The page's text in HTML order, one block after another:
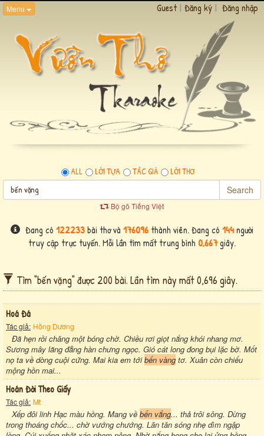
Menu Guest | Đăng ký | Đăng nhập
ALL LỜI TỰA TÁC GIẢ LỜI THƠ
Search
Bộ gõ Tiếng Việt
Đang có 122233bài thơ và 176096 thành viên. Đang có 144người
truy cập trực tuyến. Mỗi lần tìm mất trung bình 0,667giây.
Tìm "bến vặng" được 200 bài. Lần tìm này mất 0,696 giây.
Hoá Đá
Tác giả: Hồng Dương
Đã hẹn rồi chăng một bóng chờ. Chiều rơi giọt nắng khói nhang mơ.
Sương mây lãng đẵng hàn chưng ngọc. Gió cát long đong bụi lặc bờ. Mốt
nọ ta về dòng cuội cứng. Mai kia em tớibến vàng tơ. Xuân còn chiếu
mộng hồn mai...
Hoán Đời Theo Giấy
Tác giả: Mt
Xếp đôi linh Hạc màu hồng. Mang về bến vắng... thả trôi sông. Dừng
trong thoáng chốc... chờ vướng chướng. Lăn tăn sóng nhẹ dìm ngập